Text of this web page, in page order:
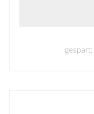
gespart: